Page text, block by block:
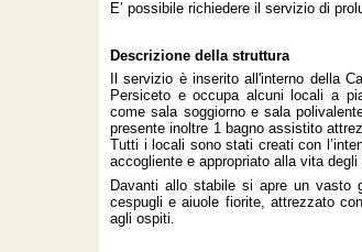
E’ possibile richiedere il servizio di
Descrizione della struttura
Il servizio è inserito all'interno della
Persiceto e occupa alcuni locali a
come sala soggiorno e sala
presente inoltre 1 bagno assistito
Tutti i locali sono stati creati con
accogliente e appropriato alla vita degli
Davanti allo stabile si apre un vasto
cespugli e aiuole fiorite, attrezzato
agli ospiti.